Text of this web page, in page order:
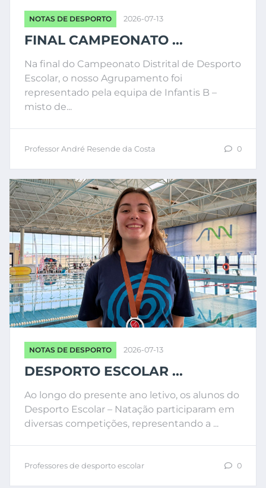
NOTAS DE DESPORTO 2026-07-13
FINAL CAMPEONATO ...
Na final do Campeonato Distrital de Desporto
Escolar, o nosso Agrupamento foi
representado pela equipa de Infantis B –
misto de...
Professor André Resende da Costa 0
NOTAS DE DESPORTO 2026-07-13
DESPORTO ESCOLAR ...
Ao longo do presente ano letivo, os alunos do
Desporto Escolar – Natação participaram em
diversas competições, representando a ...
Professores de desporto escolar 0